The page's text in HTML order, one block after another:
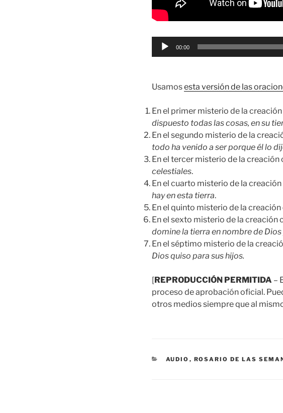
Reproductor
00:00
Usamosesta versión de las
En el primer misterio de la
dispuesto todas las cosas, en su
En el segundo misterio de la
todo ha venido a ser porque él lo
En el tercer misterio de la
celestiales.
En el cuarto misterio de la
hay en esta tierra.
En el quinto misterio de la
En el sexto misterio de la creación
domine la tierra en nombre de
En el séptimo misterio de la
Dios quiso para sus hijos.
[REPRODUCCIÓN PERMITIDA –
proceso de aprobación oficial.
otros medios siempre que al
CATEGORÍAS
AUDIO , ROSARIO DE LAS